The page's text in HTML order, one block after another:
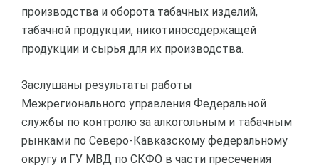
производства и оборота табачных изделий,
табачной продукции, никотиносодержащей
продукции и сырья для их производства.
Заслушаны результаты работы
Межрегионального управления Федеральной
службы по контролю за алкогольным и табачным
рынками по Северо-Кавказскому федеральному
округу и ГУ МВД по СКФО в части пресечения